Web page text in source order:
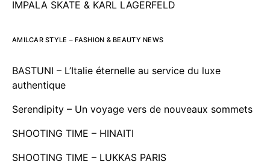
IMPALA SKATE & KARL LAGERFELD
AMILCAR STYLE – FASHION & BEAUTY NEWS
BASTUNI – L’Italie éternelle au service du luxe
authentique
Serendipity – Un voyage vers de nouveaux sommets
SHOOTING TIME – HINAITI
SHOOTING TIME – LUKKAS PARIS